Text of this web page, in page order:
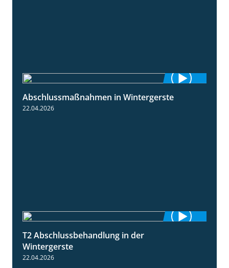
Abschlussmaßnahmen in Wintergerste
22.04.2026
T2 Abschlussbehandlung in der
Wintergerste
22.04.2026